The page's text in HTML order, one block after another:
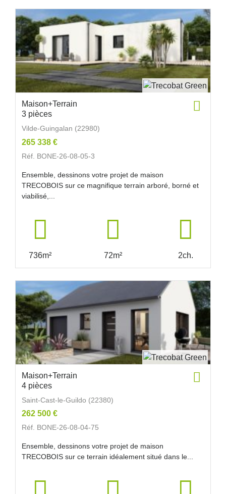
Maison+Terrain
3 pièces
Vilde-Guingalan (22980)
265 338 €
Réf. BONE-26-08-05-3
Ensemble, dessinons votre projet de maison
TRECOBOIS sur ce magnifique terrain arboré, borné et
viabilisé,...
736m² 72m² 2ch.
Maison+Terrain
4 pièces
Saint-Cast-le-Guildo (22380)
262 500 €
Réf. BONE-26-08-04-75
Ensemble, dessinons votre projet de maison
TRECOBOIS sur ce terrain idéalement situé dans le...